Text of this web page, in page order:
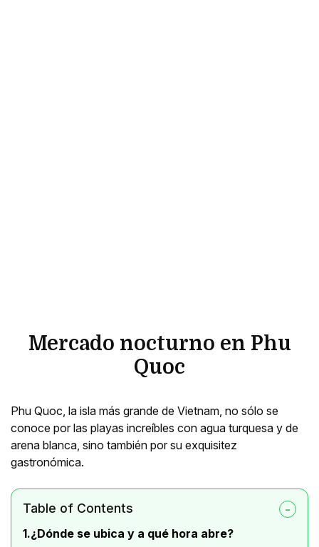
Mercado nocturno en Phu
Quoc
Phu Quoc, la isla más grande de Vietnam, no sólo se
conoce por las playas increíbles con agua turquesa y de
arena blanca, sino también por su exquisitez
gastronómica.
Table of Contents
1.¿Dónde se ubica y a qué hora abre?